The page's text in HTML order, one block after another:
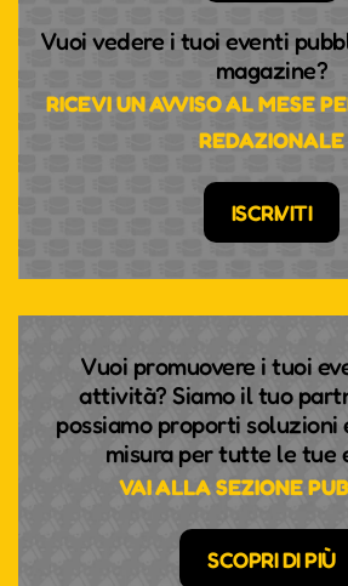
Vuoi vedere i tuoi eventi
magazine?
RICEVI UN AVVISO AL MESE
REDAZIONALE
ISCRIVITI
Vuoi promuovere i tuoi
attività? Siamo il tuo
possiamo proporti soluzioni
misura per tutte le tue
VAI ALLA SEZIONE
SCOPRI DI PIÙ